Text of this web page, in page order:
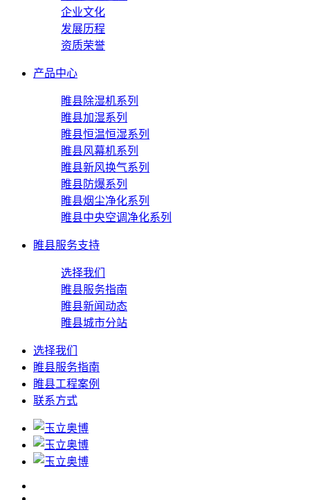
企业文化
发展历程
资质荣誉
产品中心
睢县除湿机系列
睢县加湿系列
睢县恒温恒湿系列
睢县风幕机系列
睢县新风换气系列
睢县防爆系列
睢县烟尘净化系列
睢县中央空调净化系列
睢县服务支持
选择我们
睢县服务指南
睢县新闻动态
睢县城市分站
选择我们
睢县服务指南
睢县工程案例
联系方式